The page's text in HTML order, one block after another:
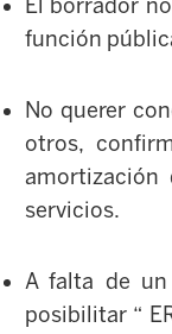
El borrador
función
No querer
otros,
amortización
servicios.
A falta de un
posibilitar “